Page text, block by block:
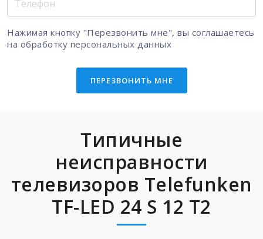
Нажимая кнопку "Перезвонить мне", вы соглашаетесь
на обработку персональных данных
ПЕРЕЗВОНИТЬ МНЕ
Типичные
неисправности
телевизоров Telefunken
TF-LED 24 S 12 T2